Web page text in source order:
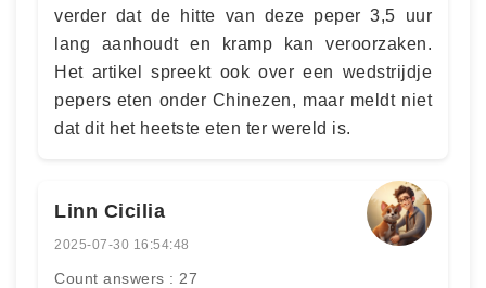
verder dat de hitte van deze peper 3,5 uur
lang aanhoudt en kramp kan veroorzaken.
Het artikel spreekt ook over een wedstrijdje
pepers eten onder Chinezen, maar meldt niet
dat dit het heetste eten ter wereld is.
Linn Cicilia
2025-07-30 16:54:48
Count answers : 27